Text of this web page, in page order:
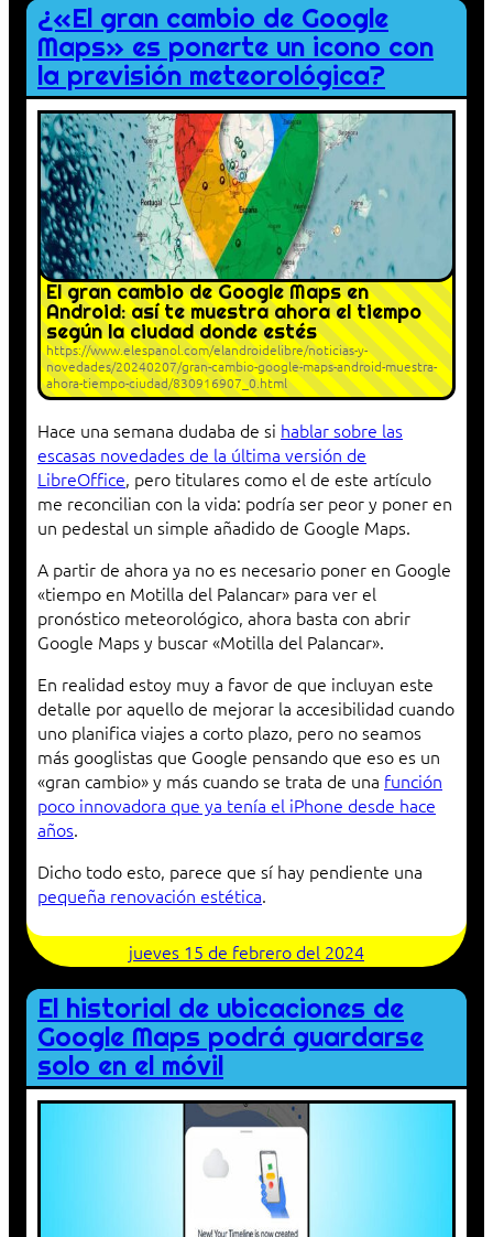
¿«El gran cambio de Google
Maps» es ponerte un icono con
la previsión meteorológica?
El gran cambio de Google Maps en
Android: así te muestra ahora el tiempo
según la ciudad donde estés
https://www.elespanol.com/elandroidelibre/noticias-y-
novedades/20240207/gran-cambio-google-maps-android-muestra-
ahora-tiempo-ciudad/830916907_0.html
Hace una semana dudaba de si hablar sobre las
escasas novedades de la última versión de
LibreOffice, pero titulares como el de este artículo
me reconcilian con la vida: podría ser peor y poner en
un pedestal un simple añadido de Google Maps.
A partir de ahora ya no es necesario poner en Google
«tiempo en Motilla del Palancar» para ver el
pronóstico meteorológico, ahora basta con abrir
Google Maps y buscar «Motilla del Palancar».
En realidad estoy muy a favor de que incluyan este
detalle por aquello de mejorar la accesibilidad cuando
uno planifica viajes a corto plazo, pero no seamos
más googlistas que Google pensando que eso es un
«gran cambio» y más cuando se trata de una función
poco innovadora que ya tenía el iPhone desde hace
años.
Dicho todo esto, parece que sí hay pendiente una
pequeña renovación estética.
jueves 15 de febrero del 2024
El historial de ubicaciones de
Google Maps podrá guardarse
solo en el móvil